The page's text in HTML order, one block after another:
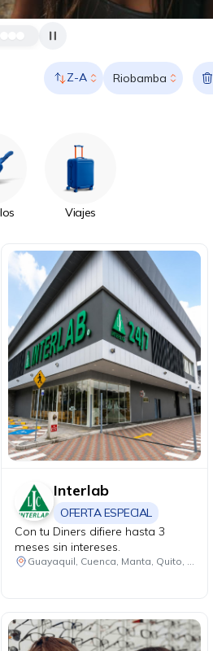
Z-A Riobamba
Viajes
Interlab
OFERTA ESPECIAL
Con tu Diners difiere hasta 3
meses sin intereses.
Guayaquil, Cuenca, Manta, Quito, Machala